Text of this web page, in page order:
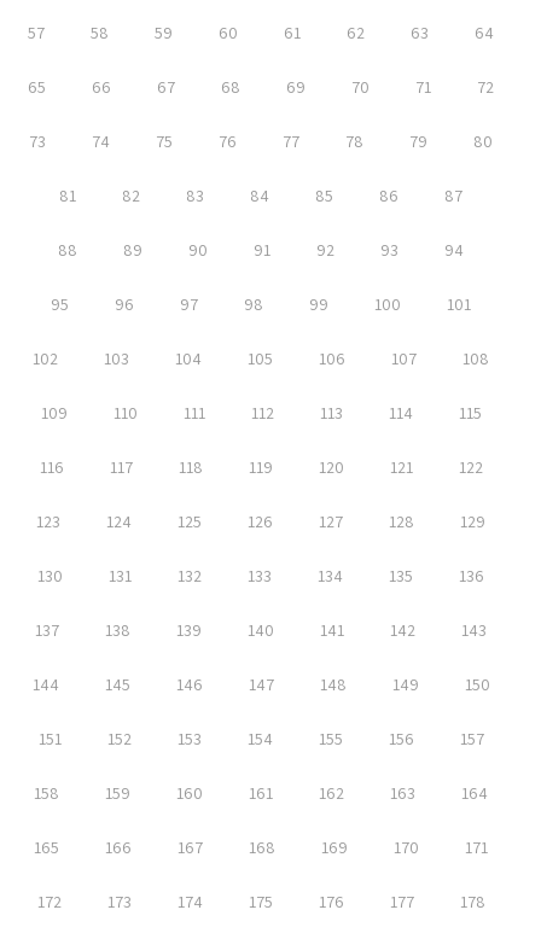
57 58 59 60 61 62 63 64
65 66 67 68 69 70 71 72
73 74 75 76 77 78 79 80
81 82 83 84 85 86 87
88 89 90 91 92 93 94
95 96 97 98 99 100 101
102 103 104 105 106 107 108
109 110 111 112 113 114 115
116 117 118 119 120 121 122
123 124 125 126 127 128 129
130 131 132 133 134 135 136
137 138 139 140 141 142 143
144 145 146 147 148 149 150
151 152 153 154 155 156 157
158 159 160 161 162 163 164
165 166 167 168 169 170 171
172 173 174 175 176 177 178